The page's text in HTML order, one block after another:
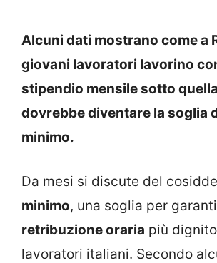
Alcuni dati mostrano come a
giovani lavoratori lavorino
stipendio mensile sotto
dovrebbe diventare la soglia
minimo.
Da mesi si discute del
minimo, una soglia per
retribuzione oraria più
lavoratori italiani. Secondo